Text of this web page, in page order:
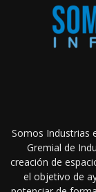
Somos Industrias
Gremial de
creación de
el objetivo de